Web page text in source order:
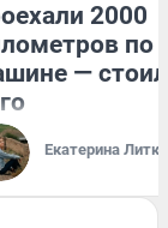
2000
по
—
Екатерина